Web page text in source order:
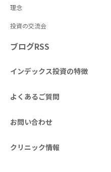
理念
投資の交流会
ブログRSS
インデックス投資の特徴
よくあるご質問
お問い合わせ
クリニック情報